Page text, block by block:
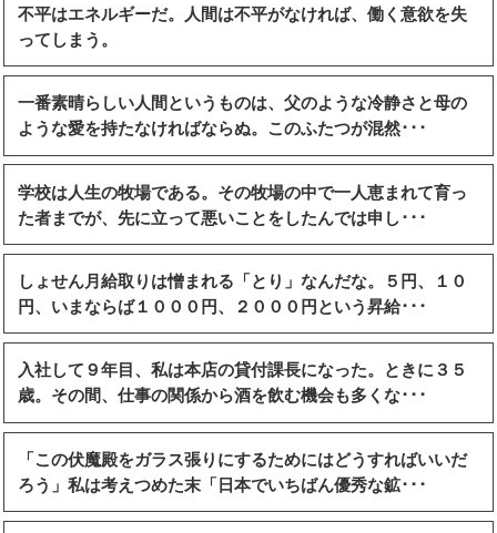
不平はエネルギーだ。人間は不平がなければ、働く意欲を失
ってしまう。
一番素晴らしい人間というものは、父のような冷静さと母の
ような愛を持たなければならぬ。このふたつが混然･･･
学校は人生の牧場である。その牧場の中で一人恵まれて育っ
た者までが、先に立って悪いことをしたんでは申し･･･
しょせん月給取りは憎まれる「とり」なんだな。５円、１０
円、いまならば１０００円、２０００円という昇給･･･
入社して９年目、私は本店の貸付課長になった。ときに３５
歳。その間、仕事の関係から酒を飲む機会も多くな･･･
「この伏魔殿をガラス張りにするためにはどうすればいいだ
ろう」私は考えつめた末「日本でいちばん優秀な鉱･･･